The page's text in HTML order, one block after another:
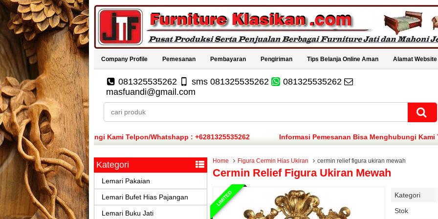
Company Profile Pemesanan Pembayaran Pengiriman Tips Belanja Online Aman Alamat
081325535262 sms 081325535262
081325535262
masfuandi@gmail.com
Menghubungi Kami Telpon/Whatshapp : +6281325535262 Informasi Pemesanan Bisa Menghubungi Kami Telpon/
Menghubungi Kami Telpon/Whatshapp : +6281325535262
Menghubungi Kami Telpon/Whatshapp : +6281325535262
Home Figura Cermin Hias Ukiran cermin relief figura ukiran mewah
Cermin Relief Figura Ukiran Mewah
LIMITED Kategori
Stok
Kategori
Lemari Pakaian
Lemari Bufet Hias Pajangan
Lemari Buku Jati